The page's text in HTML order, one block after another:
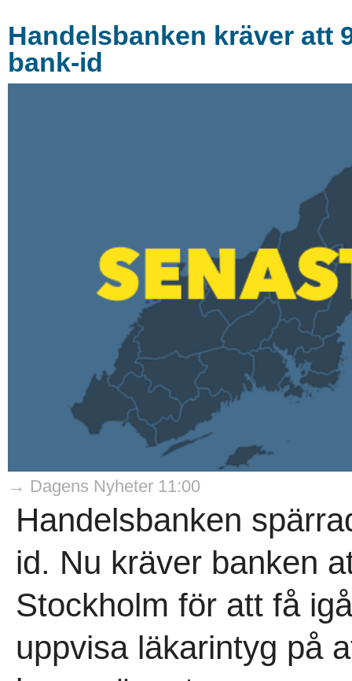
Handelsbanken kräver att
bank-id
→ Dagens Nyheter 11:00
Handelsbanken
id. Nu kräver banken
Stockholm för att få
uppvisa läkarintyg på